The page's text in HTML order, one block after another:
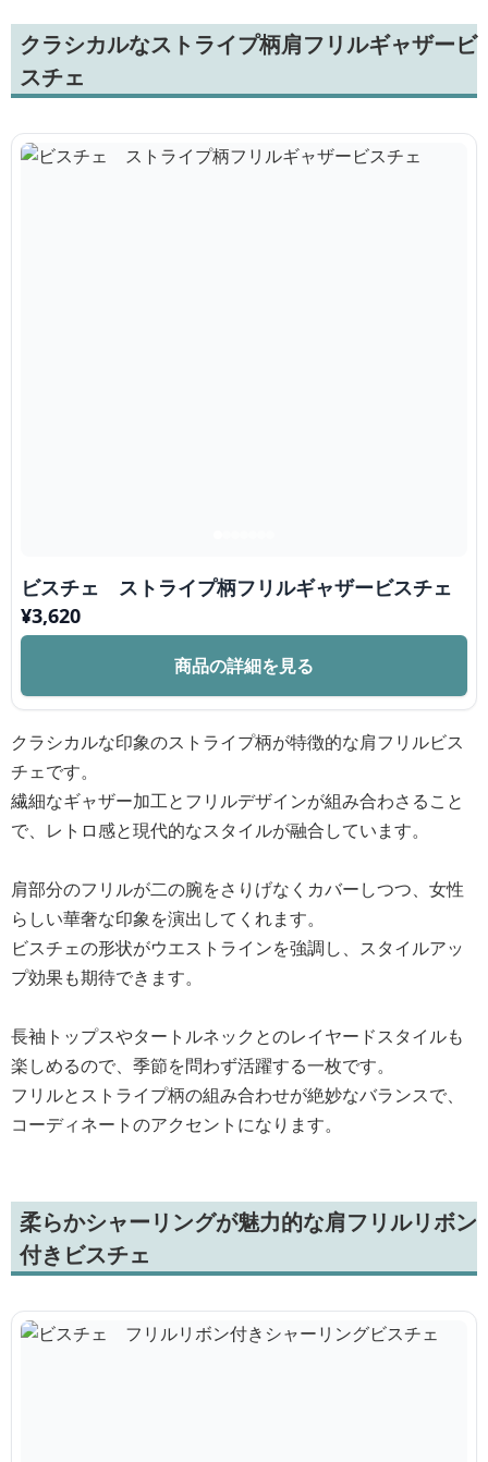
クラシカルなストライプ柄肩フリルギャザービ
スチェ
ビスチェ ストライプ柄フリルギャザービスチェ
¥3,620
商品の詳細を見る
クラシカルな印象のストライプ柄が特徴的な肩フリルビス
チェです。
繊細なギャザー加工とフリルデザインが組み合わさること
で、レトロ感と現代的なスタイルが融合しています。
肩部分のフリルが二の腕をさりげなくカバーしつつ、女性
らしい華奢な印象を演出してくれます。
ビスチェの形状がウエストラインを強調し、スタイルアッ
プ効果も期待できます。
長袖トップスやタートルネックとのレイヤードスタイルも
楽しめるので、季節を問わず活躍する一枚です。
フリルとストライプ柄の組み合わせが絶妙なバランスで、
コーディネートのアクセントになります。
柔らかシャーリングが魅力的な肩フリルリボン
付きビスチェ